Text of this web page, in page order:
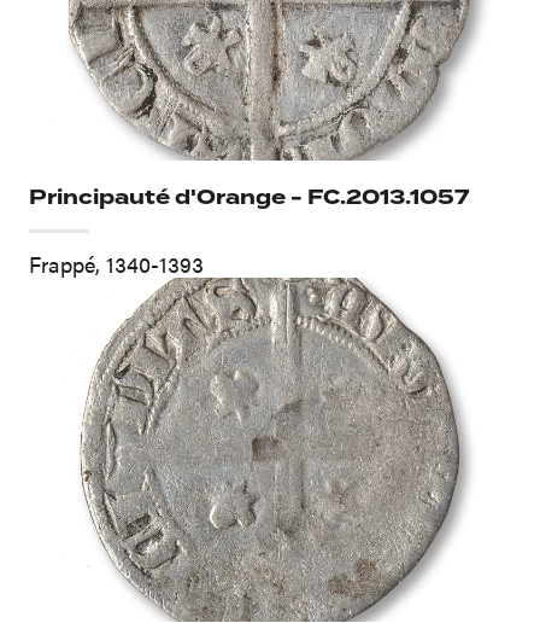
Principauté d'Orange - FC.2013.1057
Frappé, 1340-1393